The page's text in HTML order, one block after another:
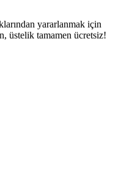
yararlanmak için
üstelik tamamen ücretsiz!